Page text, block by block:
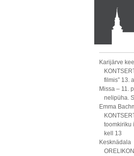
KONTAKT
Toom-Kooli
tallinna.toom
Karijärve
filmis” 13.
Missa – 11.
nelipüha.
Emma
toomkiriku
kell 13
Kesknädala